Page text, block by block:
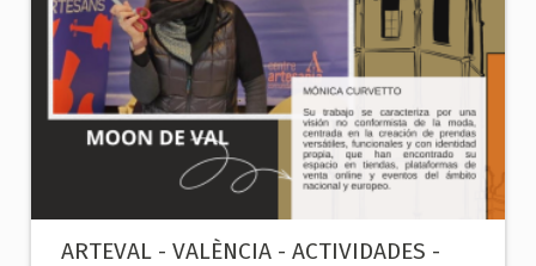
ARTEVAL - VALÈNCIA - ACTIVIDADES -